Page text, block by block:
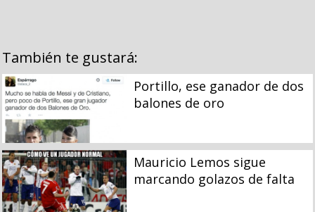
También te gustará:
Portillo, ese ganador de dos
balones de oro
Mauricio Lemos sigue
marcando golazos de falta